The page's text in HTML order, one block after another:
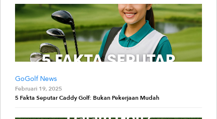
GoGolf News
Februari 19, 2025
5 Fakta Seputar Caddy Golf: Bukan Pekerjaan Mudah